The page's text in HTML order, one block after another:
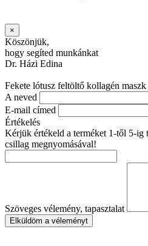
×
Köszönjük,
hogy segíted munkánkat
Dr. Házi Edina
Fekete lótusz feltöltő kollagén maszk
A neved
E-mail címed
Értékelés
Kérjük értékeld a terméket 1-től 5-ig
csillag megnyomásával!
Szöveges vélemény, tapasztalat
Elküldöm a véleményt